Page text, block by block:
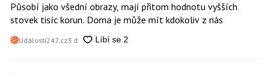
Působí jako všední obrazy, mají přitom hodnotu vyšších
stovek tisíc korun. Doma je může mít kdokoliv z nás
Události247.cz3 d